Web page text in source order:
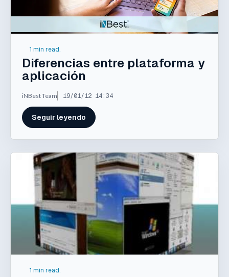
1 min read.
Diferencias entre plataforma y
aplicación
iNBest Team 19/01/12 14:34
Seguir leyendo
1 min read.